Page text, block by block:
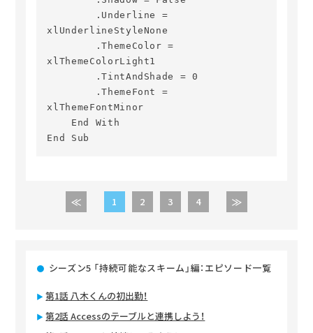
xlUnderlineStyleNone
xlThemeColorLight1
xlThemeFontMinor
End Sub
1 2 3 4
シーズン5 「持続可能なスキーム」編：エピソード一覧
第1話 八木くんの初出勤！
第2話 Accessのテーブルと連携しよう！